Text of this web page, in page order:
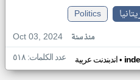
Politics
Oct 03, 2024
منذ سنة
اندبندنت عربية• عدد الكلمات: ٥١٨